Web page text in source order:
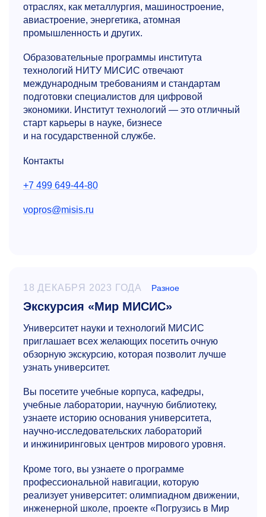
отраслях, как металлургия, машиностроение,
авиастроение, энергетика, атомная
промышленность и других.
Образовательные программы института
технологий НИТУ МИСИС отвечают
международным требованиям и стандартам
подготовки специалистов для цифровой
экономики. Институт технологий — это отличный
старт карьеры в науке, бизнесе
и на государственной службе.
Контакты
+7 499 649-44-80
vopros@misis.ru
18 ДЕКАБРЯ 2023 ГОДА Разное
Экскурсия «Мир МИСИС»
Университет науки и технологий МИСИС
приглашает всех желающих посетить очную
обзорную экскурсию, которая позволит лучше
узнать университет.
Вы посетите учебные корпуса, кафедры,
учебные лаборатории, научную библиотеку,
узнаете историю основания университета,
научно-исследовательских лабораторий
и инжиниринговых центров мирового уровня.
Кроме того, вы узнаете о программе
профессиональной навигации, которую
реализует университет: олимпиадном движении,
инженерной школе, проекте «Погрузись в Мир